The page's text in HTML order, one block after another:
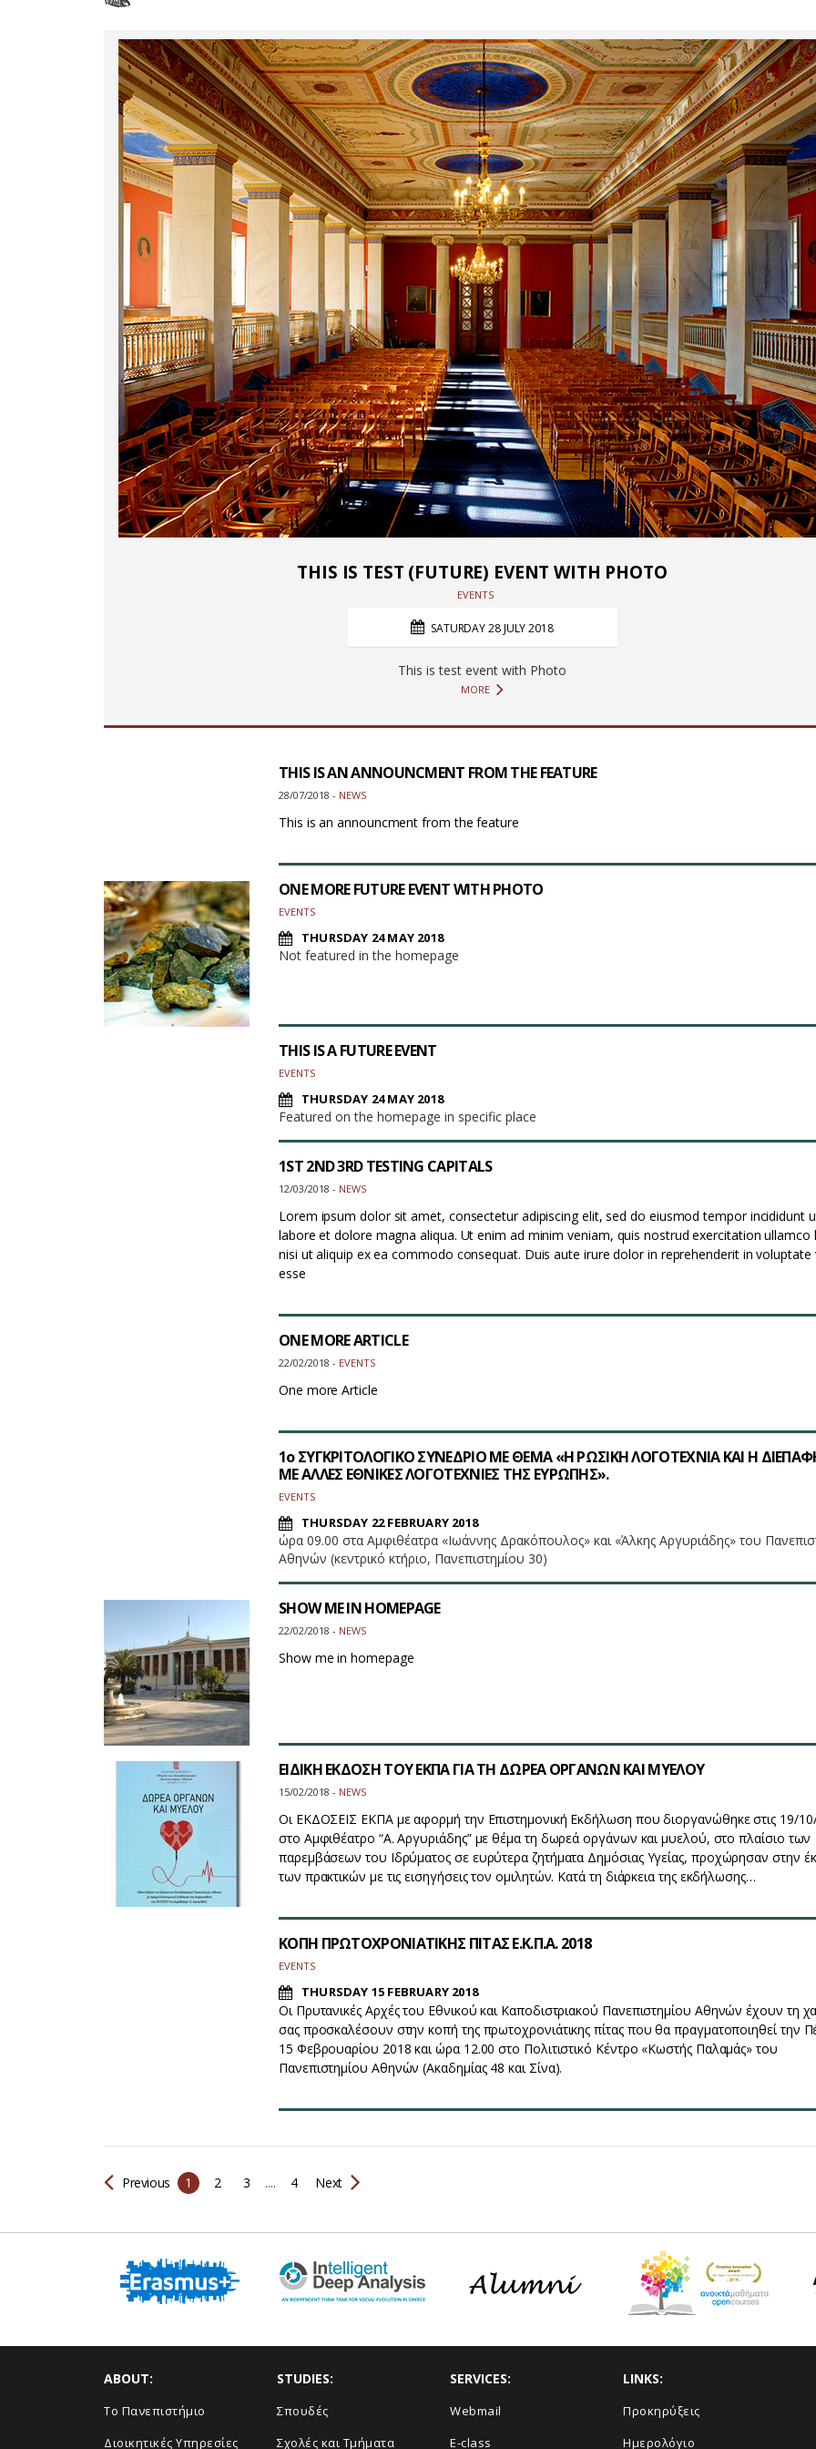
THIS IS TEST (FUTURE) EVENT WITH PHOTO
EVENTS
SATURDAY 28 JULY 2018
This is test event with Photo
MORE
THIS IS AN ANNOUNCMENT FROM THE FEATURE
28/07/2018 - NEWS
This is an announcment from the feature
ONE MORE FUTURE EVENT WITH PHOTO
EVENTS
THURSDAY 24 MAY 2018
Not featured in the homepage
THIS IS A FUTURE EVENT
EVENTS
THURSDAY 24 MAY 2018
Featured on the homepage in specific place
1ST 2ND 3RD TESTING CAPITALS
12/03/2018 - NEWS
Lorem ipsum dolor sit amet, consectetur adipiscing elit, sed do eiusmod tempor incididunt
labore et dolore magna aliqua. Ut enim ad minim veniam, quis nostrud exercitation ullamco
nisi ut aliquip ex ea commodo consequat. Duis aute irure dolor in reprehenderit in voluptate
esse
ONE MORE ARTICLE
22/02/2018 - EVENTS
One more Article
1ο ΣΥΓΚΡΙΤΟΛΟΓΙΚΟ ΣΥΝΕΔΡΙΟ ΜΕ ΘΕΜΑ «Η ΡΩΣΙΚΗ ΛΟΓΟΤΕΧΝΙΑ ΚΑΙ Η
ΜΕ ΑΛΛΕΣ ΕΘΝΙΚΕΣ ΛΟΓΟΤΕΧΝΙΕΣ ΤΗΣ ΕΥΡΩΠΗΣ».
EVENTS
THURSDAY 22 FEBRUARY 2018
ώρα 09.00 στα Αμφιθέατρα «Ιωάννης Δρακόπουλος» και «Άλκης Αργυριάδης» του
Αθηνών (κεντρικό κτήριο, Πανεπιστημίου 30)
SHOW ME IN HOMEPAGE
22/02/2018 - NEWS
Show me in homepage
ΕΙΔΙΚΗ ΕΚΔΟΣΗ ΤΟΥ ΕΚΠΑ ΓΙΑ ΤΗ ΔΩΡΕΑ ΟΡΓΑΝΩΝ ΚΑΙ ΜΥΕΛΟΥ
15/02/2018 - NEWS
Οι ΕΚΔΟΣΕΙΣ ΕΚΠΑ με αφορμή την Επιστημονική Εκδήλωση που διοργανώθηκε στις 19/
στο Αμφιθέατρο “Α. Αργυριάδης” με θέμα τη δωρεά οργάνων και μυελού, στο πλαίσιο των
παρεμβάσεων του Ιδρύματος σε ευρύτερα ζητήματα Δημόσιας Υγείας, προχώρησαν στην
των πρακτικών με τις εισηγήσεις τον ομιλητών. Κατά τη διάρκεια της εκδήλωσης…
ΚΟΠΗ ΠΡΩΤΟΧΡΟΝΙΑΤΙΚΗΣ ΠΙΤΑΣ Ε.Κ.Π.Α. 2018
EVENTS
THURSDAY 15 FEBRUARY 2018
Οι Πρυτανικές Αρχές του Εθνικού και Καποδιστριακού Πανεπιστημίου Αθηνών έχουν τη
σας προσκαλέσουν στην κοπή της πρωτοχρονιάτικης πίτας που θα πραγματοποιηθεί την
15 Φεβρουαρίου 2018 και ώρα 12.00 στο Πολιτιστικό Κέντρο «Κωστής Παλαμάς» του
Πανεπιστημίου Αθηνών (Ακαδημίας 48 και Σίνα).
Previous 1 2 3 .... 4 Next
ABOUT:
Το Πανεπιστήμιο
Διοικητικές Υπηρεσίες
STUDIES:
Σπουδές
Σχολές και Τμήματα
SERVICES:
Webmail
E-class
LINKS:
Προκηρύξεις
Ημερολόγιο